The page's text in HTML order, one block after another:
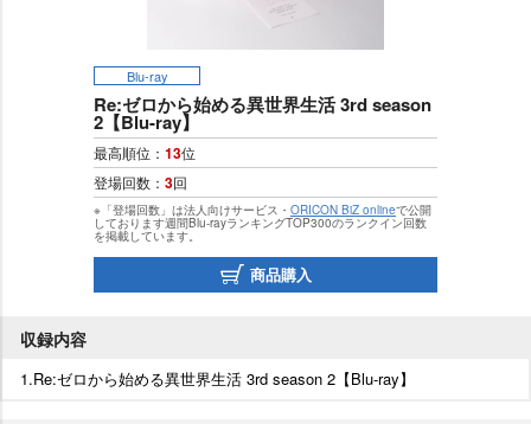
Blu-ray
Re:ゼロから始める異世界生活 3rd season
2【Blu-ray】
最高順位： 13位
登場回数： 3回
※「登場回数」は法人向けサービス・ ORICON BiZ onlineで公開
しております週間Blu-rayランキングTOP300のランクイン回数
を掲載しています。
商品購入
収録内容
1.Re:ゼロから始める異世界生活 3rd season 2【Blu-ray】